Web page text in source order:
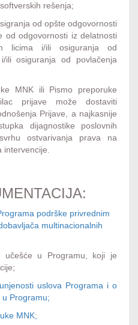
rešenja;
od opšte odgovornosti
od odgovornosti iz delatnosti
licima i/ili osiguranja od
ili osiguranja od povlačenja
MNK ili Pismo preporuke
prijave može dostaviti
Prijave, a najkasnije
dijagnostike poslovnih
ostvarivanja prava na
podrške privrednim
multinacionalnih
u Programu, koji je
uslova Programa i o
Programu;
MNK;